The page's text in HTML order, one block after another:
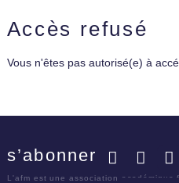
Accès refusé
Vous n'êtes pas autorisé(e) à
s’abonner
L'afm est une association académique